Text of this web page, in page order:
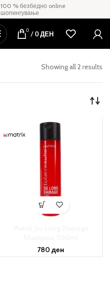
100 % безбедно online
шопингување
0 / 0ДЕН
Showing all 2 results
780ден